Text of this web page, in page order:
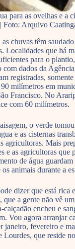
para as ovelhas e a
Foto: Arquivo
chuvas têm
Localidades que há
para o
dados da
registradas,
milímetros em
Francisco. No
com 60 milímetros.
o verde
e as cisternas
agricultoras. Mais
e as agricultoras que
de água
animais durante a
dizer que está rica
que a gente não vê
calçadão encheu e
Vou agora arranjar
janeiro, fevereiro e
Lourdes, que reside